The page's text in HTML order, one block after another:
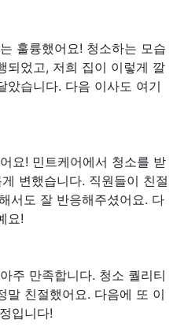
훌륭했어요! 청소하는 모습
되었고, 저희 집이 이렇게 깔
았습니다. 다음 이사도 여기
요! 민트케어에서 청소를 받
변했습니다. 직원들이 친절
서도 잘 반응해주셨어요. 다
요!
주 만족합니다. 청소 퀄리티
말 친절했어요. 다음에 또 이
입니다!